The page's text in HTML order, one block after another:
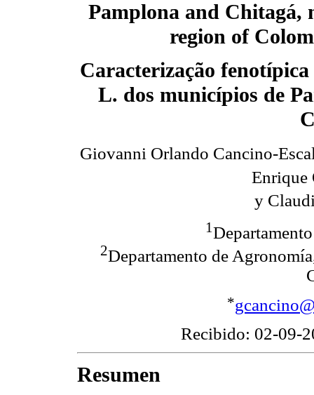
Pamplona and Chitagá,
region of
Caracterização fenotípica
L. dos municípios de
Giovanni Orlando Cancino-
Enrique
y
1
2Departamento de
*
Recibido: 02-09-
Resumen